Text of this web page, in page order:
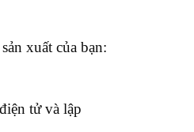
xuất của bạn:
tử và lập